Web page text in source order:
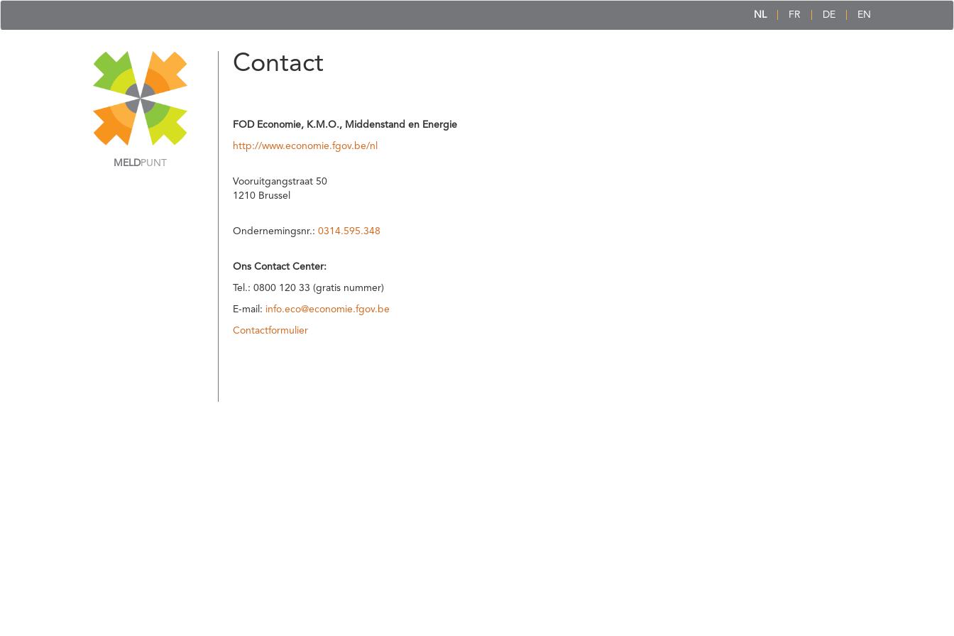
NL FR DE EN
MELDPUNT
Contact
FOD Economie, K.M.O., Middenstand en Energie
http://www.economie.fgov.be/nl
Vooruitgangstraat 50
1210 Brussel
Ondernemingsnr.: 0314.595.348
Ons Contact Center:
Tel.: 0800 120 33 (gratis nummer)
E-mail: info.eco@economie.fgov.be
Contactformulier